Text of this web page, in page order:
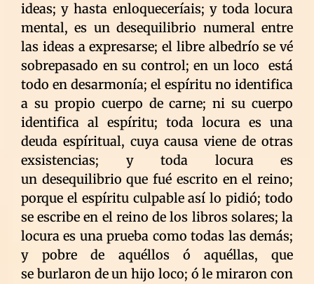
ideas; y hasta enloqueceríais; y toda locura
mental, es un desequilibrio numeral entre
las ideas a expresarse; el libre albedrío se vé
sobrepasado en su control; en un loco está
todo en desarmonía; el espíritu no identifica
a su propio cuerpo de carne; ni su cuerpo
identifica al espíritu; toda locura es una
deuda espíritual, cuya causa viene de otras
exsistencias; y toda locura es
un desequilibrio que fué escrito en el reino;
porque el espíritu culpable así lo pidió; todo
se escribe en el reino de los libros solares; la
locura es una prueba como todas las demás;
y pobre de aquéllos ó aquéllas, que
se burlaron de un hijo loco; ó le miraron con